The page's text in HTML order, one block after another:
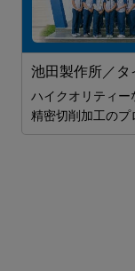
池田製作所／タ
ハイクオリティー
精密切削加工のプ